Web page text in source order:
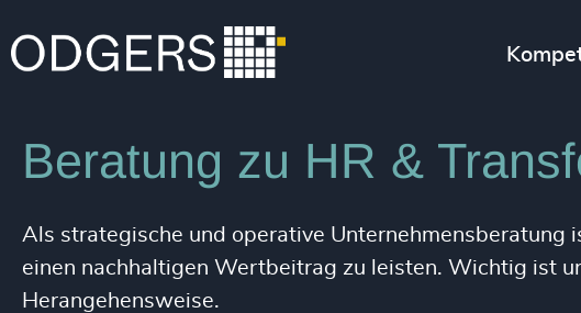
Kompetenz Dienstleistungen
Beratung zu HR &
Als strategische und operative Unternehmensberatung
einen nachhaltigen Wertbeitrag zu leisten. Wichtig ist
Herangehensweise.